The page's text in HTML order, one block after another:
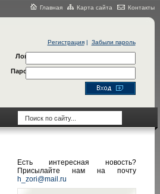
Главная Карта сайта Контакты
Регистрация| Забыли пароль
Логин
Пароль
Есть интересная новость?
Присылайте нам на почту
h_zori@mail.ru